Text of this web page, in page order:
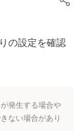
の設定を確認
発生する場合や
ない場合があり